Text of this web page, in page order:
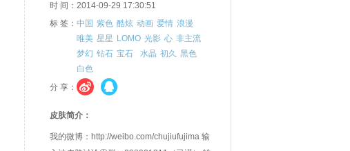
时 间：2014-09-29 17:30:51
标 签： 中国 紫色 酷炫 动画 爱情 浪漫
唯美 星星 LOMO 光影 心 非主流
梦幻 钻石 宝石 水晶 初久 黑色
白色
分 享：
皮肤简介：
我的微博：http://weibo.com/chujiufujima 输